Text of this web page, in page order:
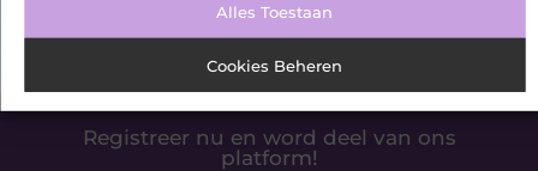
Alles Toestaan
Cookies Beheren
Registreer nu en word deel van ons
platform!